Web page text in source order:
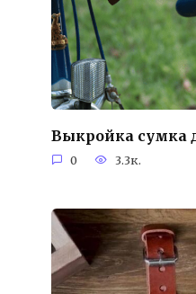
Выкройка сумка
0 3.3к.